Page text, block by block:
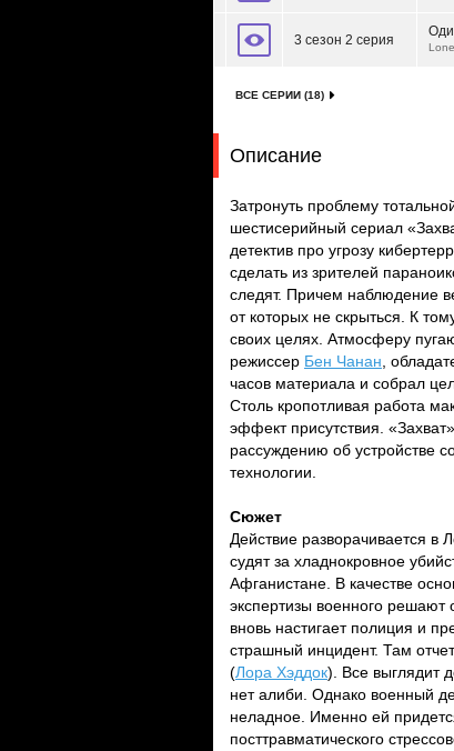
3 сезон 2 серия
ВСЕ СЕРИИ (18)
Описание
Затронуть проблему
шестисерийный сериал
детектив про угрозу
сделать из зрителей
следят. Причем наблюдение
от которых не скрыться. К
своих целях. Атмосферу
режиссер Бен Чанан ,
часов материала и собрал
Столь кропотливая работа
эффект присутствия.
рассуждению об устройстве
технологии.
Сюжет
Действие разворачивается
судят за хладнокровное
Афганистане. В качестве
экспертизы военного решают
вновь настигает полиция и
страшный инцидент. Там
(Лора Хэддок). Все выглядит
нет алиби. Однако военный
неладное. Именно ей
посттравматического